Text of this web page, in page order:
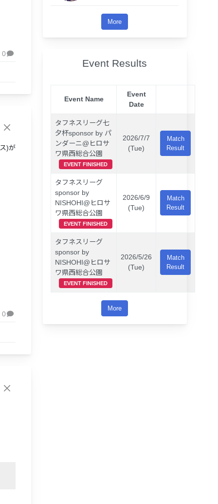
0
)が
0
More
Event Results
Event Name
Event
Date
タフネスリーグ七
夕杯sponsor by パ
ンダーニ@ヒロサ
ワ県西総合公園
EVENT FINISHED
2026/7/7
(Tue)
Match
Result
タフネスリーグ
sponsor by
NISHOHI@ヒロサ
ワ県西総合公園
EVENT FINISHED
2026/6/9
(Tue)
Match
Result
タフネスリーグ
sponsor by
NISHOHI@ヒロサ
ワ県西総合公園
EVENT FINISHED
2026/5/26
(Tue)
Match
Result
More